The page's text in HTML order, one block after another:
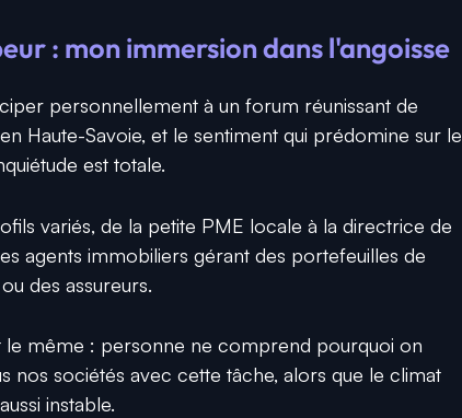
: mon immersion dans l'angoisse
personnellement à un forum réunissant de
Haute-Savoie, et le sentiment qui prédomine sur le
est totale.
variés, de la petite PME locale à la directrice de
agents immobiliers gérant des portefeuilles de
des assureurs.
le même : personne ne comprend pourquoi on
nos sociétés avec cette tâche, alors que le climat
instable.